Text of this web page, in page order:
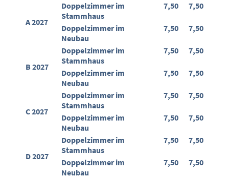
A 2027
Doppelzimmer im
Stammhaus
7,50 7,50
Doppelzimmer im
Neubau
7,50 7,50
B 2027
Doppelzimmer im
Stammhaus
7,50 7,50
Doppelzimmer im
Neubau
7,50 7,50
C 2027
Doppelzimmer im
Stammhaus
7,50 7,50
Doppelzimmer im
Neubau
7,50 7,50
D 2027
Doppelzimmer im
Stammhaus
7,50 7,50
Doppelzimmer im
Neubau
7,50 7,50